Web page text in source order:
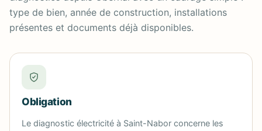
type de bien, année de construction, installations
présentes et documents déjà disponibles.
Obligation
Le diagnostic électricité à Saint-Nabor concerne les